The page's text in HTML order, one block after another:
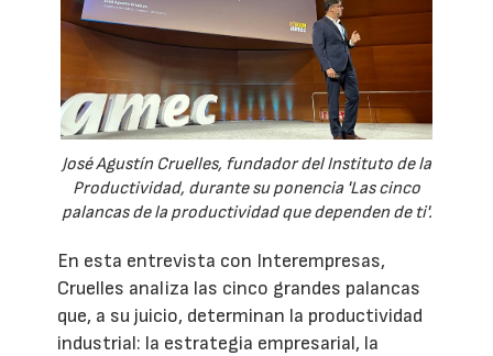
José Agustín Cruelles, fundador del Instituto de la
Productividad, durante su ponencia 'Las cinco
palancas de la productividad que dependen de ti'.
En esta entrevista con Interempresas,
Cruelles analiza las cinco grandes palancas
que, a su juicio, determinan la productividad
industrial: la estrategia empresarial, la